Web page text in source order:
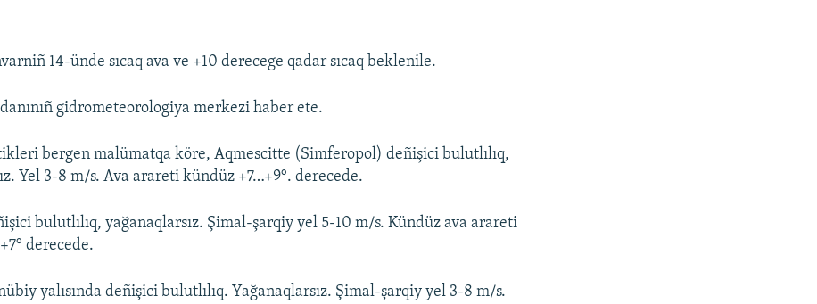
14-ünde sıcaq ava ve +10 derecege qadar sıcaq beklenile.
gidrometeorologiya merkezi haber ete.
bergen malümatqa köre, Aqmescitte (Simferopol) deñişici bulutlılıq,
Yel 3-8 m/s. Ava arareti kündüz +7…+9°. derecede.
bulutlılıq, yağanaqlarsız. Şimal-şarqiy yel 5-10 m/s. Kündüz ava arareti
derecede.
yalısında deñişici bulutlılıq. Yağanaqlarsız. Şimal-şarqiy yel 3-8 m/s.